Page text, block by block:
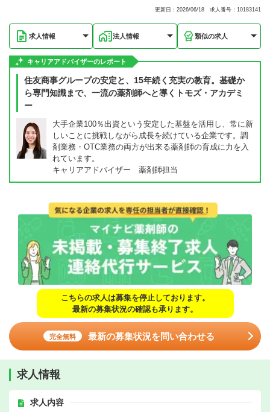
更新日：2026/06/18 求人番号：10183141
求人情報 法人情報 類似の求人
キャリアアドバイザーのレポート
住友商事グループの安定と、15年続く充実の教育。基礎か
ら専門知識まで、一流の薬剤師へと導くトモズ・アカデミ
ー
大手企業100％出資という安定した基盤を活用し、常に新
しいことに挑戦しながら成長を続けている企業です。調
剤業務・OTC業務の両方が出来る薬剤師の育成に力を入
れています。
キャリアアドバイザー 薬剤師担当
こちらの求人は募集を停止しております。
最新の募集状況の確認も承ります。
完全無料 最新の募集状況を問い合わせる
求人情報
求人内容